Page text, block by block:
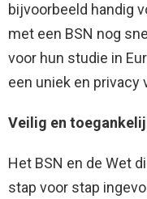
bijvoorbeeld handig
met een BSN nog
voor hun studie in
een uniek en
Veilig en
Het BSN en de Wet
stap voor stap